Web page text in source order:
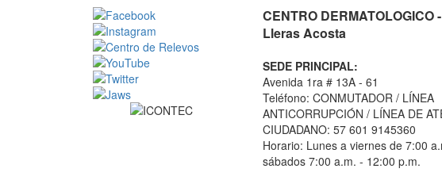
CENTRO DERMATOLOGICO
Lleras Acosta
SEDE PRINCIPAL:
Avenida 1ra # 13A - 61
Teléfono: CONMUTADOR / LÍNEA
ANTICORRUPCIÓN / LÍNEA DE
CIUDADANO: 57 601 9145360
Horario: Lunes a viernes de 7:00
sábados 7:00 a.m. - 12:00 p.m.